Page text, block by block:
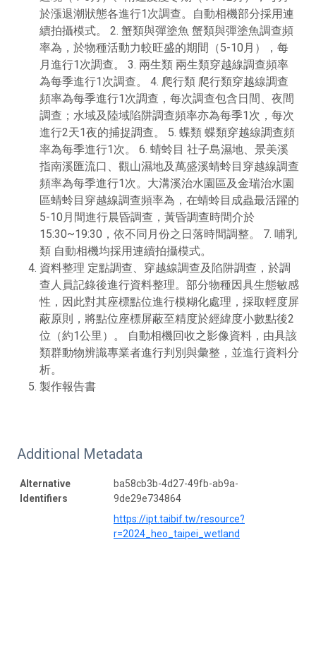
於漲退潮狀態各進行1次調查。自動相機部分採用連
續拍攝模式。 2. 蟹類與彈塗魚 蟹類與彈塗魚調查頻
率為，於物種活動力較旺盛的期間（5-10月），每
月進行1次調查。 3. 兩生類 兩生類穿越線調查頻率
為每季進行1次調查。 4. 爬行類 爬行類穿越線調查
頻率為每季進行1次調查，每次調查包含日間、夜間
調查；水域及陸域陷阱調查頻率亦為每季1次，每次
進行2天1夜的捕捉調查。 5. 蝶類 蝶類穿越線調查頻
率為每季進行1次。 6. 蜻蛉目 社子島濕地、景美溪
指南溪匯流口、觀山濕地及萬盛溪蜻蛉目穿越線調查
頻率為每季進行1次。大溝溪治水園區及金瑞治水園
區蜻蛉目穿越線調查頻率為，在蜻蛉目成蟲最活躍的
5-10月間進行晨昏調查，黃昏調查時間介於
15:30~19:30，依不同月份之日落時間調整。 7. 哺乳
類 自動相機均採用連續拍攝模式。
資料整理 定點調查、穿越線調查及陷阱調查，於調
查人員記錄後進行資料整理。部分物種因具生態敏感
性，因此對其座標點位進行模糊化處理，採取輕度屏
蔽原則，將點位座標屏蔽至精度於經緯度小數點後2
位（約1公里）。 自動相機回收之影像資料，由具該
類群動物辨識專業者進行判別與彙整，並進行資料分
析。
製作報告書
Additional Metadata
Alternative
Identifiers
ba58cb3b-4d27-49fb-ab9a-
9de29e734864
https://ipt.taibif.tw/resource?
r=2024_heo_taipei_wetland